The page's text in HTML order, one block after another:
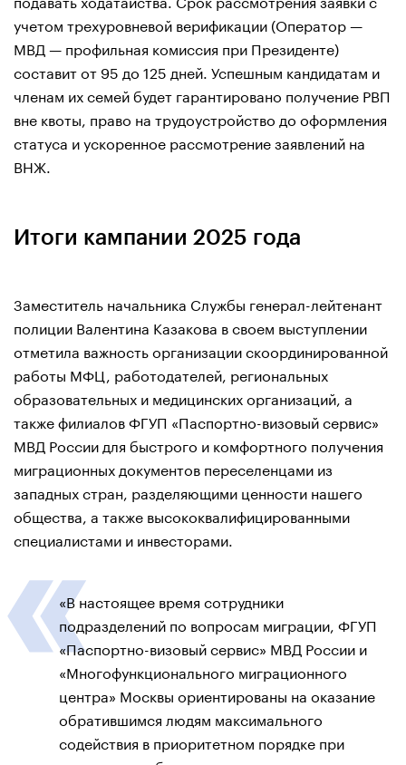
учетом трехуровневой верификации (Оператор —
МВД — профильная комиссия при Президенте)
составит от 95 до 125 дней. Успешным кандидатам и
членам их семей будет гарантировано получение РВП
вне квоты, право на трудоустройство до оформления
статуса и ускоренное рассмотрение заявлений на
ВНЖ.
Итоги кампании 2025 года
Заместитель начальника Службы генерал-лейтенант
полиции Валентина Казакова в своем выступлении
отметила важность организации скоординированной
работы МФЦ, работодателей, региональных
образовательных и медицинских организаций, а
также филиалов ФГУП «Паспортно-визовый сервис»
МВД России для быстрого и комфортного получения
миграционных документов переселенцами из
западных стран, разделяющими ценности нашего
общества, а также высококвалифицированными
специалистами и инвесторами.
«В настоящее время сотрудники
подразделений по вопросам миграции, ФГУП
«Паспортно-визовый сервис» МВД России и
«Многофункционального миграционного
центра» Москвы ориентированы на оказание
обратившимся людям максимального
содействия в приоритетном порядке при